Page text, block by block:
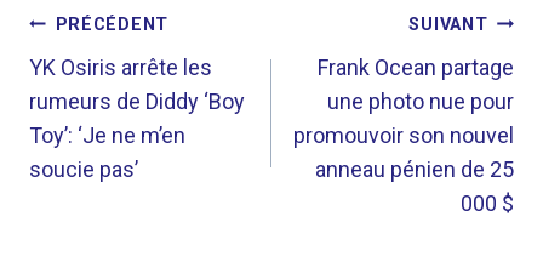
NAVIGATION
DE
L’ARTICLE
PRÉCÉDENT
YK Osiris arrête les
rumeurs de Diddy ‘Boy
Toy’: ‘Je ne m’en
soucie pas’
SUIVANT
Frank Ocean partage
une photo nue pour
promouvoir son nouvel
anneau pénien de 25
000 $